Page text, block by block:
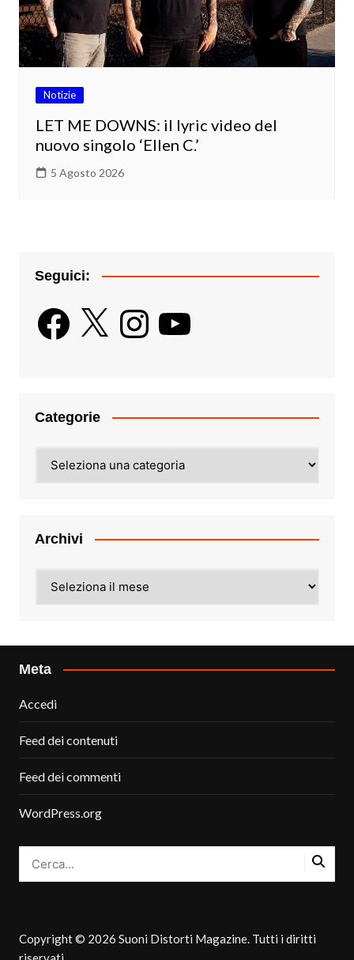
Notizie
LET ME DOWNS: il lyric video del
nuovo singolo ‘Ellen C.’
5 Agosto 2026
Seguici:
Facebook
X InstagramYouTube
Categorie
Archivi
Meta
Accedi
Feed dei contenuti
Feed dei commenti
WordPress.org
Copyright © 2026 Suoni Distorti Magazine. Tutti i diritti